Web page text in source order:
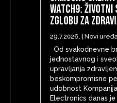
Watch9:
zglobu za
29.7.2026. | Novi
Od svakodnevne
jednostavnog i
upravljanja
beskompromisne
udobnost
Electronics danas